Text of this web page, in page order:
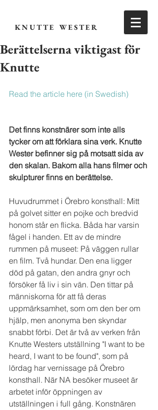
KNUTTE WESTER
Berättelserna viktigast för
Knutte
Read the article here (in Swedish)
Det finns konstnärer som inte alls
tycker om att förklara sina verk. Knutte
Wester befinner sig på motsatt sida av
den skalan. Bakom alla hans filmer och
skulpturer finns en berättelse.
Huvudrummet i Örebro konsthall: Mitt
på golvet sitter en pojke och bredvid
honom står en flicka. Båda har varsin
fågel i handen. Ett av de mindre
rummen på museet: På väggen rullar
en film. Två hundar. Den ena ligger
död på gatan, den andra gnyr och
försöker få liv i sin vän. Den tittar på
människorna för att få deras
uppmärksamhet, som om den ber om
hjälp, men anonyma ben skyndar
snabbt förbi. Det är två av verken från
Knutte Westers utställning "I want to be
heard, I want to be found", som på
lördag har vernissage på Örebro
konsthall. När NA besöker museet är
arbetet inför öppningen av
utställningen i full gång. Konstnären